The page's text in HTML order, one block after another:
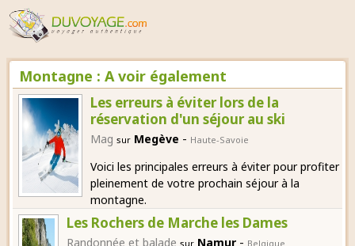
Montagne : A voir également
Les erreurs à éviter lors de la
réservation d'un séjour au ski
Mag sur Megève - Haute-Savoie
Voici les principales erreurs à éviter pour profiter
pleinement de votre prochain séjour à la
montagne.
Les Rochers de Marche les Dames
Randonnée et balade sur Namur- Belgique